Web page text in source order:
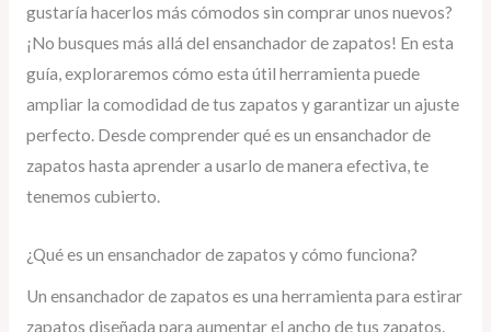
gustaría hacerlos más cómodos sin comprar unos nuevos?
¡No busques más allá del ensanchador de zapatos! En esta
guía, exploraremos cómo esta útil herramienta puede
ampliar la comodidad de tus zapatos y garantizar un ajuste
perfecto. Desde comprender qué es un ensanchador de
zapatos hasta aprender a usarlo de manera efectiva, te
tenemos cubierto.
¿Qué es un ensanchador de zapatos y cómo funciona?
Un ensanchador de zapatos es una herramienta para estirar
zapatos diseñada para aumentar el ancho de tus zapatos.